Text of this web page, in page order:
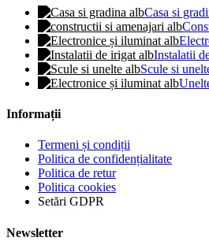
Casa si
Instalatii
Scule si
Informații
Termeni și condiții
Politica de confidențialitate
Politica de retur
Politica cookies
Setări GDPR
Newsletter